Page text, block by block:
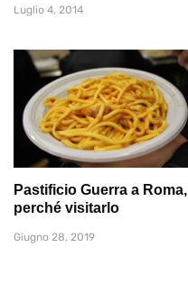
Luglio 4, 2014
Pastificio Guerra a Roma,
perché visitarlo
Giugno 28, 2019